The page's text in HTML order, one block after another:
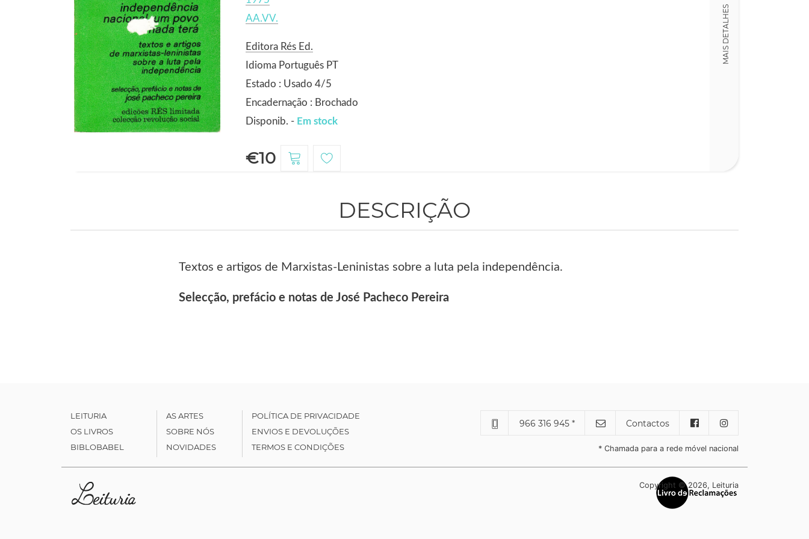
AA.VV.
Editora Rés Ed.
Idioma Português PT
Estado : Usado 4/5
Encadernação : Brochado
Disponib. - Em stock
€10
MAIS DETALHES
DESCRIÇÃO
Textos e artigos de Marxistas-Leninistas sobre a luta pela independência.
Selecção, prefácio e notas de José Pacheco Pereira
LEITURIA
OS LIVROS
BIBLOBABEL
AS ARTES
SOBRE NÓS
NOVIDADES
POLÍTICA DE PRIVACIDADE
ENVIOS E DEVOLUÇÕES
TERMOS E CONDIÇÕES
966 316 945 * Contactos
* Chamada para a rede móvel nacional
Copyright © 2026, Leituria